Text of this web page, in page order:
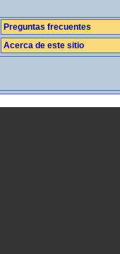
Preguntas frecuentes
Acerca de este sitio